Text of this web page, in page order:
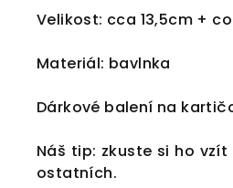
Velikost: cca 13,5cm +
Materiál: bavlnka
Dárkové balení na
Náš tip: zkuste si ho
ostatních.